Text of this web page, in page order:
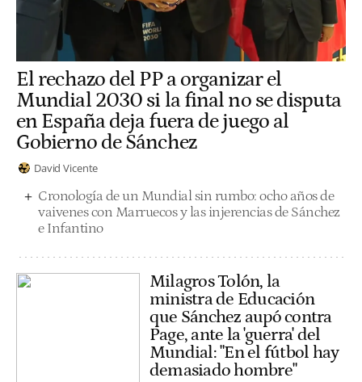
El rechazo del PP a organizar el
Mundial 2030 si la final no se disputa
en España deja fuera de juego al
Gobierno de Sánchez
David Vicente
Cronología de un Mundial sin rumbo: ocho años de
vaivenes con Marruecos y las injerencias de Sánchez
e Infantino
Milagros Tolón, la
ministra de Educación
que Sánchez aupó contra
Page, ante la 'guerra' del
Mundial: "En el fútbol hay
demasiado hombre"